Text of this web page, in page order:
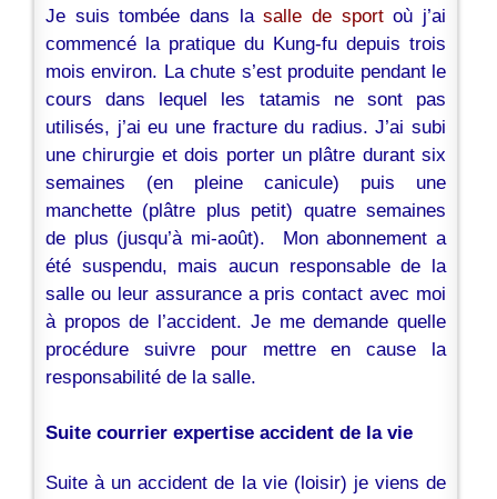
Je suis tombée dans lasalle de sportoù j’ai
commencé la pratique du Kung-fu depuis trois
mois environ. La chute s’est produite pendant le
cours dans lequel les tatamis ne sont pas
utilisés, j’ai eu une fracture du radius. J’ai subi
une chirurgie et dois porter un plâtre durant six
semaines (en pleine canicule) puis une
manchette (plâtre plus petit) quatre semaines
de plus (jusqu’à mi-août). Mon abonnement a
été suspendu, mais aucun responsable de la
salle ou leur assurance a pris contact avec moi
à propos de l’accident. Je me demande quelle
procédure suivre pour mettre en cause la
responsabilité de la salle.
Suite courrier expertise accident de la vie
Suite à un accident de la vie (loisir) je viens de